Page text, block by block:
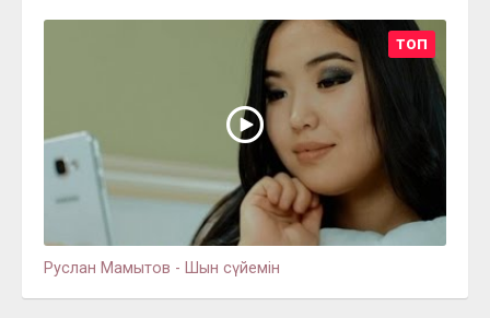
ТОП
Руслан Мамытов - Шын сүйемін